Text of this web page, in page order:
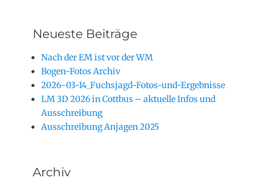
Neueste Beiträge
Nach der EM ist vor der WM
Bogen-Fotos Archiv
2026-03-14_Fuchsjagd-Fotos-und-Ergebnisse
LM 3D 2026 in Cottbus – aktuelle Infos und
Ausschreibung
Ausschreibung Anjagen 2025
Archiv